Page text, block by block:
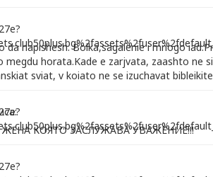
da napishesh. Bolka,sagalenie i mnogo
megdu horata.Kade e zarjvata, zaashto ne
sviat, v koiato ne se izuchavat
КОЯТО ЗАСЛУЖАВА УВАЖЕНИЕ!!!